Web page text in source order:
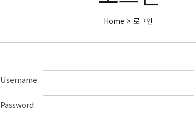
Home > 로그인
Username
Password